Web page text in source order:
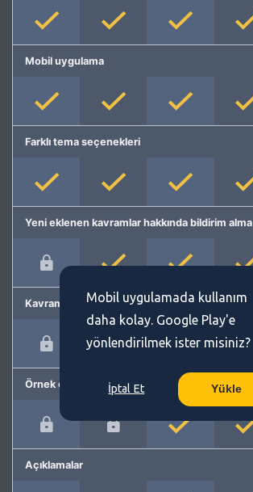
Mobil uygulama
Farklı tema seçenekleri
Yeni eklenen kavramlar hakkında bildirim alma
Kavram önerme
Örnek cümleler
Açıklamalar
Mobil uygulamada kullanım
daha kolay. Google Play'e
yönlendirilmek ister misiniz?
İptal Et Yükle